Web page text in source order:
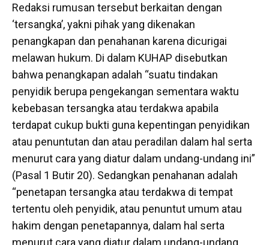
Redaksi rumusan tersebut berkaitan dengan
‘tersangka’, yakni pihak yang dikenakan
penangkapan dan penahanan karena dicurigai
melawan hukum. Di dalam KUHAP disebutkan
bahwa penangkapan adalah “suatu tindakan
penyidik berupa pengekangan sementara waktu
kebebasan tersangka atau terdakwa apabila
terdapat cukup bukti guna kepentingan penyidikan
atau penuntutan dan atau peradilan dalam hal serta
menurut cara yang diatur dalam undang-undang ini”
(Pasal 1 Butir 20). Sedangkan penahanan adalah
“penetapan tersangka atau terdakwa di tempat
tertentu oleh penyidik, atau penuntut umum atau
hakim dengan penetapannya, dalam hal serta
menurut cara yang diatur dalam undang-undang